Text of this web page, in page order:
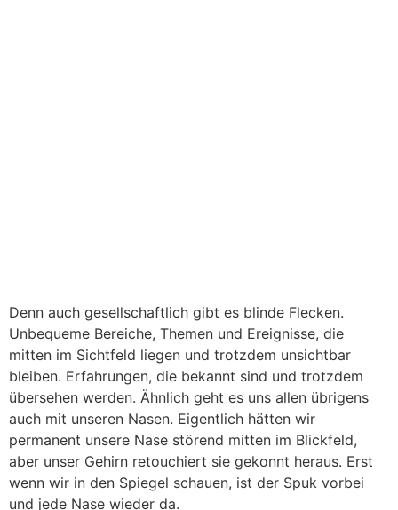
Denn auch gesellschaftlich gibt es blinde Flecken.
Unbequeme Bereiche, Themen und Ereignisse, die
mitten im Sichtfeld liegen und trotzdem unsichtbar
bleiben. Erfahrungen, die bekannt sind und trotzdem
übersehen werden. Ähnlich geht es uns allen übrigens
auch mit unseren Nasen. Eigentlich hätten wir
permanent unsere Nase störend mitten im Blickfeld,
aber unser Gehirn retouchiert sie gekonnt heraus. Erst
wenn wir in den Spiegel schauen, ist der Spuk vorbei
und jede Nase wieder da.